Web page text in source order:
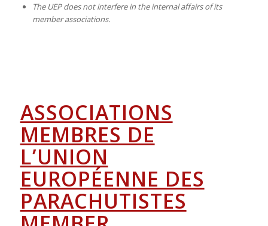
The UEP does not interfere in the internal affairs of its
member associations.
ASSOCIATIONS
MEMBRES DE
L’UNION
EUROPÉENNE DES
PARACHUTISTES